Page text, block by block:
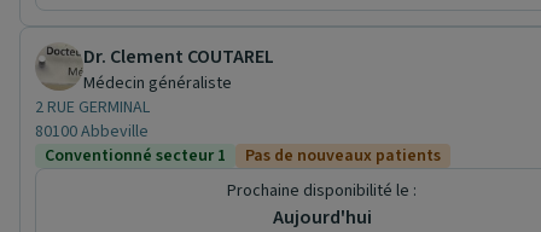
Dr. Clement COUTAREL
Médecin généraliste
2 RUE GERMINAL
80100 Abbeville
Conventionné secteur 1
Pas de nouveaux patients
Prochaine disponibilité le :
Aujourd'hui